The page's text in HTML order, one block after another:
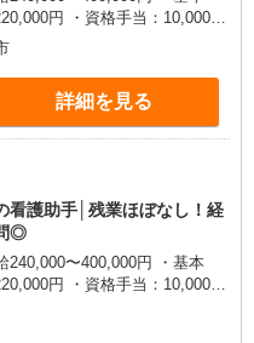
円 ・資格手当：10,000〜
：10,000〜70,000円 ・処遇改
円（勤続年数、保有資格
残業手当：20,000円（10時
を超過する場合には超過勤務
・夜勤手当：10,000円/1回
礎研修 ・初任者研修 ・実務
士 など
詳細を見る
看護助手│残業ほぼなし！経
◎
240,000〜400,000円 ・基本
円 ・資格手当：10,000〜
：10,000〜70,000円 ・処遇改
円（勤続年数、保有資格